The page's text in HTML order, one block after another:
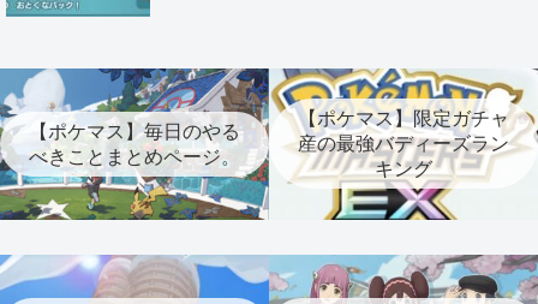
【ポケマス】毎日のやる
べきことまとめページ。
【ポケマス】限定ガチャ
産の最強バディーズラン
キング